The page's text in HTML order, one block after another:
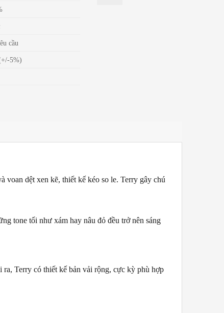
cầu
5%)
voan dệt xen kẽ, thiết kế kéo so le. Terry gây chú
tone tối như xám hay nâu đỏ đều trở nên sáng
ra, Terry có thiết kế bản vải rộng, cực kỳ phù hợp